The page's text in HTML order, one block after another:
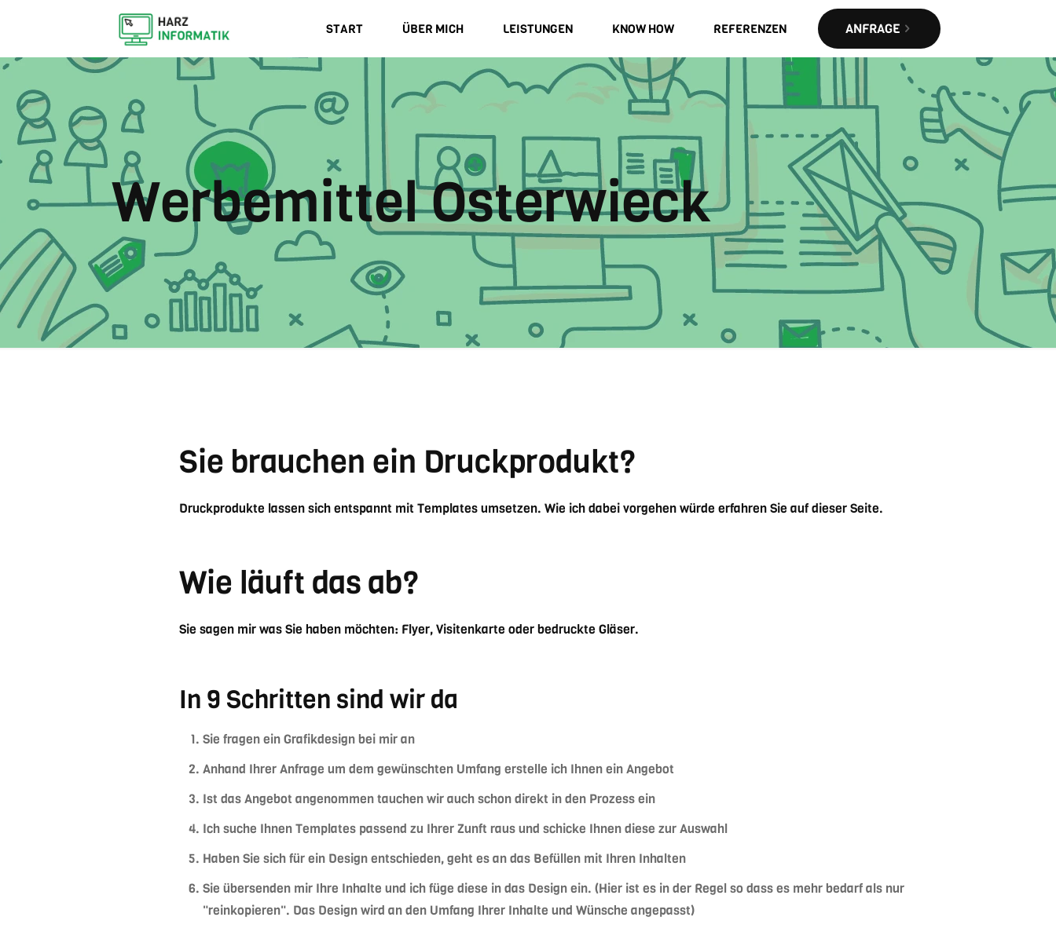
START ÜBER MICH LEISTUNGEN KNOW HOW REFERENZEN ANFRAGE
Werbemittel Osterwieck
Sie brauchen ein Druckprodukt?
Druckprodukte lassen sich entspannt mit Templates umsetzen. Wie ich dabei vorgehen würde erfahren Sie auf dieser Seite.
Wie läuft das ab?
Sie sagen mir was Sie haben möchten: Flyer, Visitenkarte oder bedruckte Gläser.
In 9 Schritten sind wir da
Sie fragen ein Grafikdesign bei mir an
Anhand Ihrer Anfrage um dem gewünschten Umfang erstelle ich Ihnen ein Angebot
Ist das Angebot angenommen tauchen wir auch schon direkt in den Prozess ein
Ich suche Ihnen Templates passend zu Ihrer Zunft raus und schicke Ihnen diese zur Auswahl
Haben Sie sich für ein Design entschieden, geht es an das Befüllen mit Ihren Inhalten
Sie übersenden mir Ihre Inhalte und ich füge diese in das Design ein. (Hier ist es in der Regel so dass es mehr bedarf als nur
"reinkopieren". Das Design wird an den Umfang Ihrer Inhalte und Wünsche angepasst)